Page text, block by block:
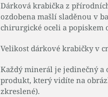
Dárková krabička z
ozdobena mašlí sladěnou v
chirurgické oceli a popiskem
Velikost dárkové krabičky v
Každý minerál je jedinečný
produkt, který vidíte na
zkreslené).